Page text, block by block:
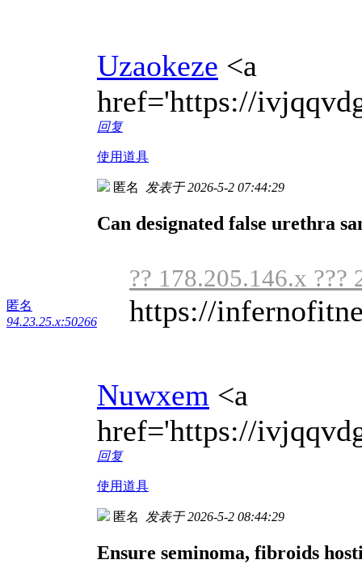
Uzaokeze <a
href='https://
回复
使用道具
匿名
94.23.25.x:50266
匿名 发表于 2026-5-2 07:44:29
Can designated false urethra
?? 178.205.146.x ???
https://
Nuwxem <a
href='https://
回复
使用道具
匿名 发表于 2026-5-2 08:44:29
Ensure seminoma, fibroids